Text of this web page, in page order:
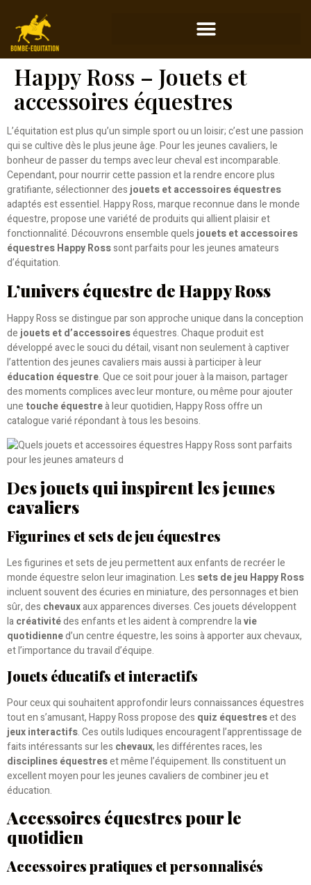
Happy Ross – Jouets et
accessoires équestres
L’équitation est plus qu’un simple sport ou un loisir; c’est une passion
qui se cultive dès le plus jeune âge. Pour les jeunes cavaliers, le
bonheur de passer du temps avec leur cheval est incomparable.
Cependant, pour nourrir cette passion et la rendre encore plus
gratifiante, sélectionner desjouets et accessoires équestres
adaptés est essentiel. Happy Ross, marque reconnue dans le monde
équestre, propose une variété de produits qui allient plaisir et
fonctionnalité. Découvrons ensemble quelsjouets et accessoires
équestres Happy Rosssont parfaits pour les jeunes amateurs
d’équitation.
L’univers équestre de Happy Ross
Happy Ross se distingue par son approche unique dans la conception
de jouets et d’accessoireséquestres. Chaque produit est
développé avec le souci du détail, visant non seulement à captiver
l’attention des jeunes cavaliers mais aussi à participer à leur
éducation équestre. Que ce soit pour jouer à la maison, partager
des moments complices avec leur monture, ou même pour ajouter
une touche équestreà leur quotidien, Happy Ross offre un
catalogue varié répondant à tous les besoins.
Des jouets qui inspirent les jeunes
cavaliers
Figurines et sets de jeu équestres
Les figurines et sets de jeu permettent aux enfants de recréer le
monde équestre selon leur imagination. Les sets de jeu Happy Ross
incluent souvent des écuries en miniature, des personnages et bien
sûr, des chevauxaux apparences diverses. Ces jouets développent
lacréativitédes enfants et les aident à comprendre lavie
quotidienned’un centre équestre, les soins à apporter aux chevaux,
et l’importance du travail d’équipe.
Jouets éducatifs et interactifs
Pour ceux qui souhaitent approfondir leurs connaissances équestres
tout en s’amusant, Happy Ross propose des quiz équestreset des
jeux interactifs. Ces outils ludiques encouragent l’apprentissage de
faits intéressants sur les chevaux, les différentes races, les
disciplines équestreset même l’équipement. Ils constituent un
excellent moyen pour les jeunes cavaliers de combiner jeu et
éducation.
Accessoires équestres pour le
quotidien
Accessoires pratiques et personnalisés